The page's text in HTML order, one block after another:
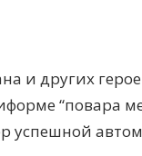
и других
“повара
успешной